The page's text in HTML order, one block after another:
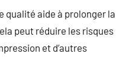
qualité aide à prolonger la
peut réduire les risques
et d’autres